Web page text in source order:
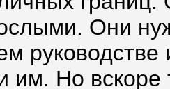
Они
руководстве
им. Но вскоре